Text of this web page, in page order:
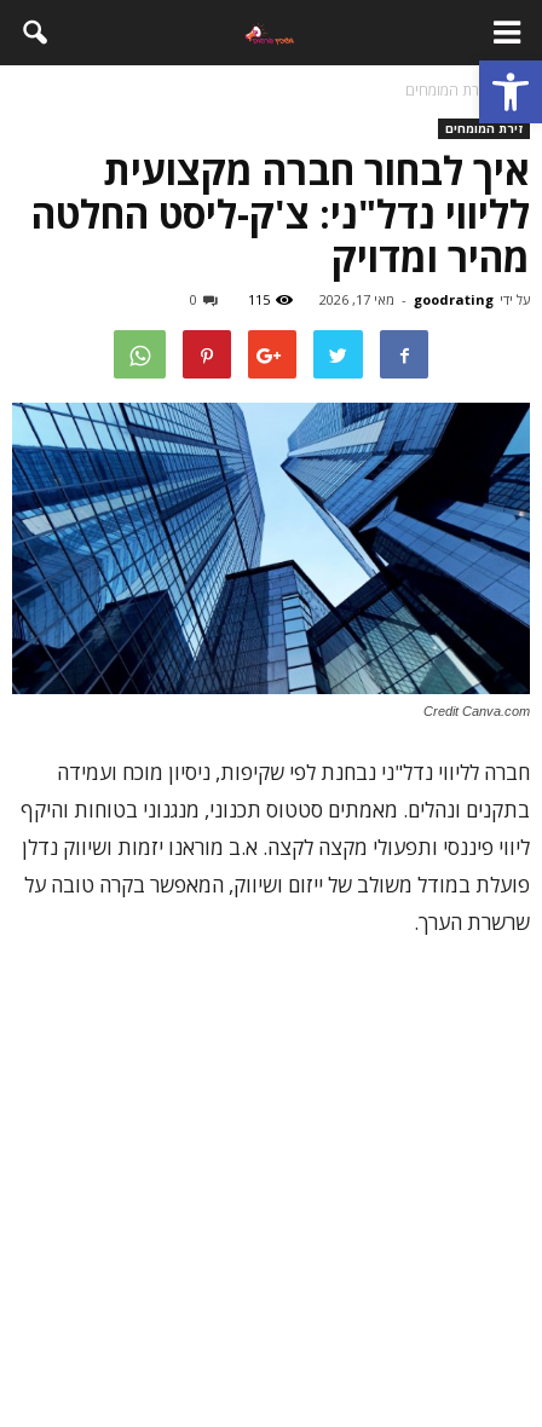
פתח סרגל נגישות
בית זירת המומחים
זירת המומחים
איך לבחור חברה מקצועית
לליווי נדל"ני: צ'ק-ליסט החלטה
מהיר ומדויק
על ידי goodrating
- מאי 17, 2026 115
0
Credit Canva.com
חברה לליווי נדל"ני נבחנת לפי שקיפות, ניסיון מוכח ועמידה
בתקנים ונהלים. מאמתים סטטוס תכנוני, מנגנוני בטוחות והיקף
ליווי פיננסי ותפעולי מקצה לקצה. א.ב מוראנו יזמות ושיווק נדלן
פועלת במודל משולב של ייזום ושיווק, המאפשר בקרה טובה על
שרשרת הערך.